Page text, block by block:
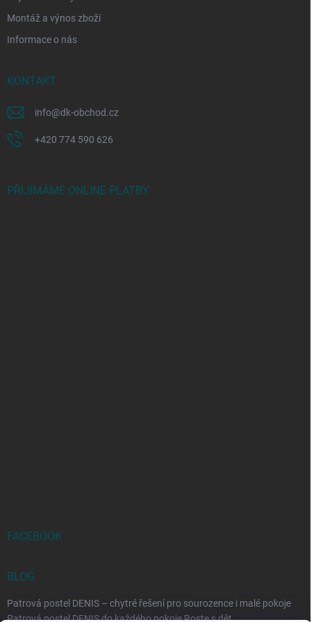
Montáž a výnos zboží
Informace o nás
KONTAKT
info@dk-obchod.cz
+420 774 590 626
PŘIJÍMÁME ONLINE PLATBY
FACEBOOK
BLOG
Patrová postel DENIS – chytré řešení pro sourozence i malé pokoje
Patrová postel DENIS do každého pokoje Roste s dět...